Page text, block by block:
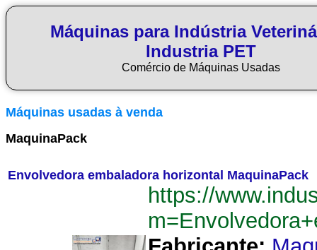
Máquinas para Indústria
Industria PET
Comércio de Máquinas Usadas
Máquinas usadas à venda
MaquinaPack
Envolvedora embaladora horizontal MaquinaPack
https://